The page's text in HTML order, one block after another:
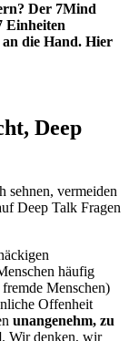
Der 7Mind
Einheiten
die Hand. Hier
Deep
sehnen, vermeiden
Deep Talk Fragen
häufig
Menschen)
Offenheit
unangenehm, zu
Wir denken, wir